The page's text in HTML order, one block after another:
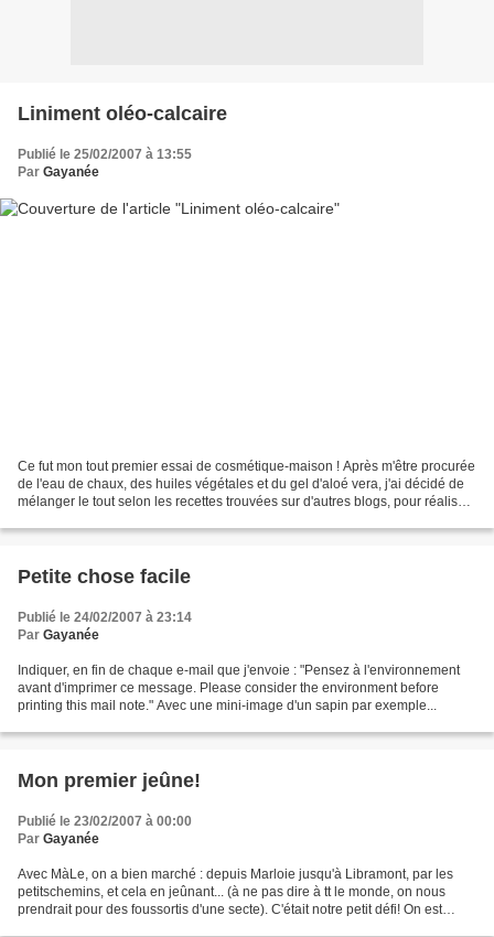
Liniment oléo-calcaire
Publié le 25/02/2007 à 13:55
Par Gayanée
Ce fut mon tout premier essai de cosmétique-maison ! Après m'être procurée
de l'eau de chaux, des huiles végétales et du gel d'aloé vera, j'ai décidé de
mélanger le tout selon les recettes trouvées sur d'autres blogs, pour réaliser
Petite chose facile
Publié le 24/02/2007 à 23:14
Par Gayanée
Indiquer, en fin de chaque e-mail que j'envoie : "Pensez à l'environnement
avant d'imprimer ce message. Please consider the environment before
printing this mail note." Avec une mini-image d'un sapin par exemple...
Mon premier jeûne!
Publié le 23/02/2007 à 00:00
Par Gayanée
Avec MàLe, on a bien marché : depuis Marloie jusqu'à Libramont, par les
petitschemins, et cela en jeûnant... (à ne pas dire à tt le monde, on nous
prendrait pour des foussortis d'une secte). C'était notre petit défi! On est